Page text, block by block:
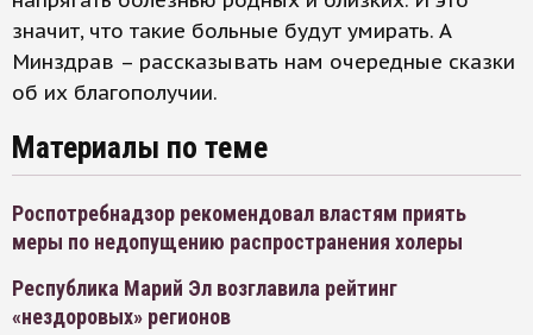
значит, что такие больные будут умирать. А
Минздрав – рассказывать нам очередные сказки
об их благополучии.
Материалы по теме
Роспотребнадзор рекомендовал властям приять
меры по недопущению распространения холеры
Республика Марий Эл возглавила рейтинг
«нездоровых» регионов